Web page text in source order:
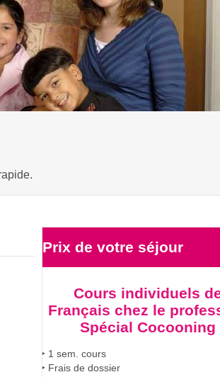
Prix de votre séjour
Cours individuels
Français chez le
Spécial Cocooning
1 sem. cours
Frais de dossier